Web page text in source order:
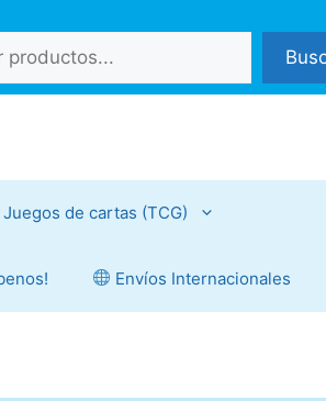
Juegos de cartas (TCG)
Envíos Internacionales